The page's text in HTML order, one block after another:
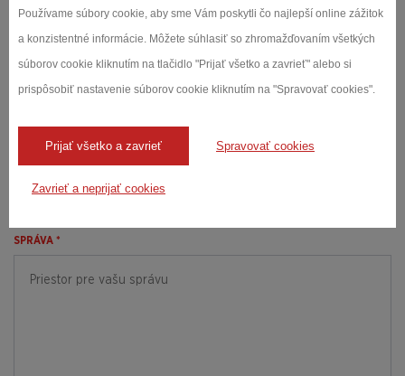
Používame súbory cookie, aby sme Vám poskytli čo najlepší online zážitok
a konzistentné informácie. Môžete súhlasiť so zhromažďovaním všetkých
súborov cookie kliknutím na tlačidlo "Prijať všetko a zavrieť" alebo si
prispôsobiť nastavenie súborov cookie kliknutím na "Spravovať cookies".
Prijať všetko a zavrieť Spravovať cookies
Zavrieť a neprijať cookies
formulár
MENO A PRIEZVISKO *
E-MAIL *
SPRÁVA *